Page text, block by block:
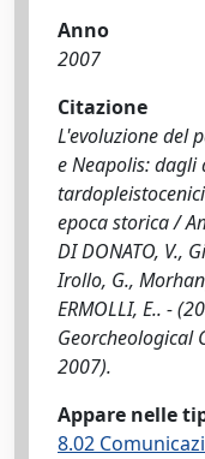
Anno
2007
Citazione
L'evoluzione del
e Neapolis:
epoca storica /
DI DONATO, V.,
Irollo, G.,
ERMOLLI, E.. -
Georcheological
2007).
Appare nelle
8.02